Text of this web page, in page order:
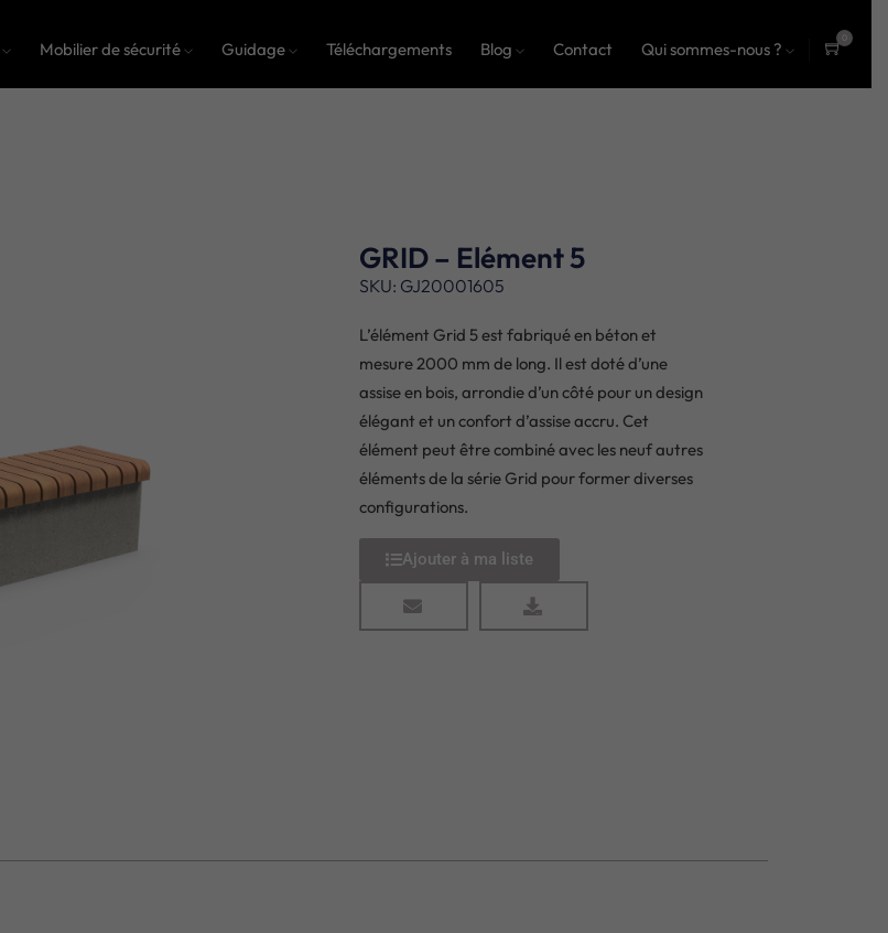
Mobilier de sécurité Guidage Téléchargements Blog Contact Qui sommes-nous ?
0
GRID – Elément 5
SKU: GJ20001605
L’élément Grid 5 est fabriqué en béton et
mesure 2000 mm de long. Il est doté d’une
assise en bois, arrondie d’un côté pour un design
élégant et un confort d’assise accru. Cet
élément peut être combiné avec les neuf autres
éléments de la série Grid pour former diverses
configurations.
Ajouter à ma liste